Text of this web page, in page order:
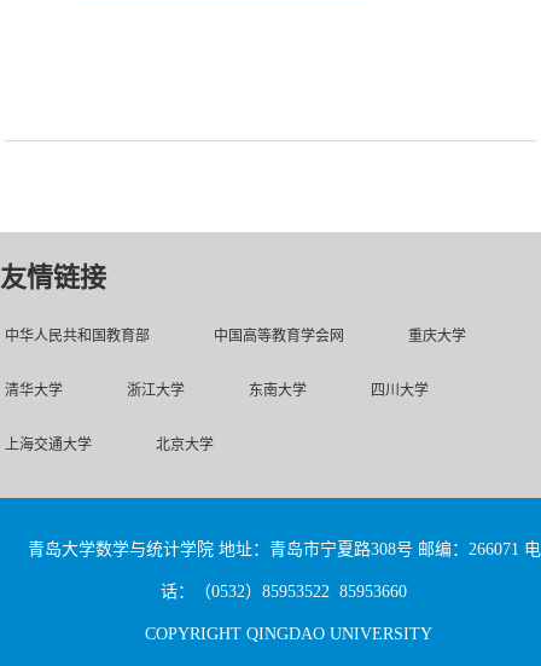
友情链接
中华人民共和国教育部 中国高等教育学会网 重庆大学
清华大学 浙江大学 东南大学 四川大学
上海交通大学 北京大学
青岛大学数学与统计学院 地址：青岛市宁夏路308号 邮编：266071 电
话：（0532）85953522 85953660
COPYRIGHT QINGDAO UNIVERSITY